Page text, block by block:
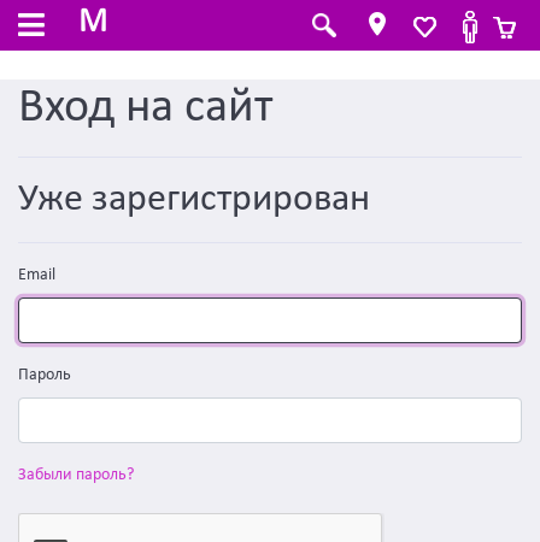
M
Вход на сайт
Уже зарегистрирован
Email
Пароль
Забыли пароль?